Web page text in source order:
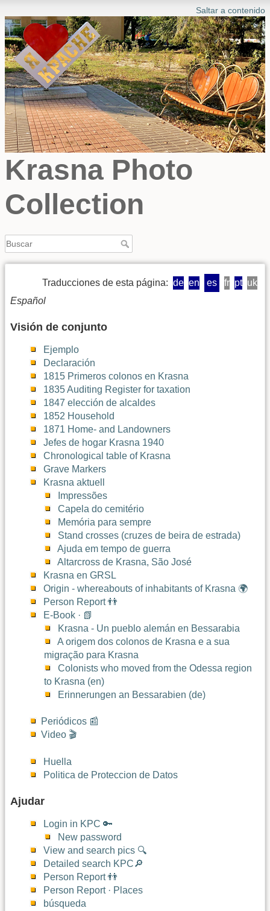
Saltar a contenido
Krasna Photo
Collection
Traducciones de esta página: de en es fr pt uk
Español
Visión de conjunto
Ejemplo
Declaración
1815 Primeros colonos en Krasna
1835 Auditing Register for taxation
1847 elección de alcaldes
1852 Household
1871 Home- and Landowners
Jefes de hogar Krasna 1940
Chronological table of Krasna
Grave Markers
Krasna aktuell
Impressões
Capela do cemitério
Memória para sempre
Stand crosses (cruzes de beira de estrada)
Ajuda em tempo de guerra
Altarcross de Krasna, São José
Krasna en GRSL
Origin - whereabouts of inhabitants of Krasna 🌍
Person Report 👬
E-Book · 📗
Krasna - Un pueblo alemán en Bessarabia
A origem dos colonos de Krasna e a sua
migração para Krasna
Colonists who moved from the Odessa region
to Krasna (en)
Erinnerungen an Bessarabien (de)
Periódicos 📰
Video 🎬
Huella
Politica de Proteccion de Datos
Ajudar
Login in KPC 🔑
New password
View and search pics 🔍
Detailed search KPC🔎
Person Report 👬
Person Report · Places
búsqueda